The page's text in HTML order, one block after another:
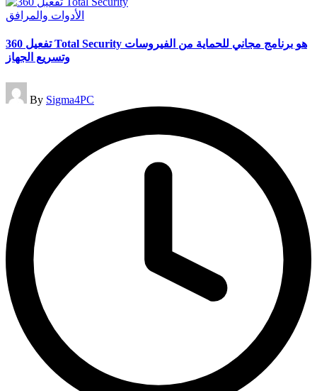
Posted
الأدوات والمرافق
تفعيل 360 Total Security هو برنامج مجاني للحماية من الفيروسات
وتسريع الجهاز
Posted
by
By Sigma4PC